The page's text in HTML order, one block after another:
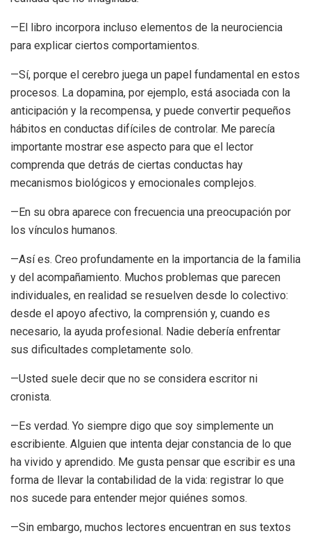
—El libro incorpora incluso elementos de la neurociencia
para explicar ciertos comportamientos.
—Sí, porque el cerebro juega un papel fundamental en estos
procesos. La dopamina, por ejemplo, está asociada con la
anticipación y la recompensa, y puede convertir pequeños
hábitos en conductas difíciles de controlar. Me parecía
importante mostrar ese aspecto para que el lector
comprenda que detrás de ciertas conductas hay
mecanismos biológicos y emocionales complejos.
—En su obra aparece con frecuencia una preocupación por
los vínculos humanos.
—Así es. Creo profundamente en la importancia de la familia
y del acompañamiento. Muchos problemas que parecen
individuales, en realidad se resuelven desde lo colectivo:
desde el apoyo afectivo, la comprensión y, cuando es
necesario, la ayuda profesional. Nadie debería enfrentar
sus dificultades completamente solo.
—Usted suele decir que no se considera escritor ni
cronista.
—Es verdad. Yo siempre digo que soy simplemente un
escribiente. Alguien que intenta dejar constancia de lo que
ha vivido y aprendido. Me gusta pensar que escribir es una
forma de llevar la contabilidad de la vida: registrar lo que
nos sucede para entender mejor quiénes somos.
—Sin embargo, muchos lectores encuentran en sus textos